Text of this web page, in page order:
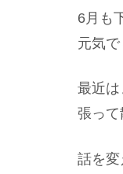
6月も
元気で
最近
張っ
話を